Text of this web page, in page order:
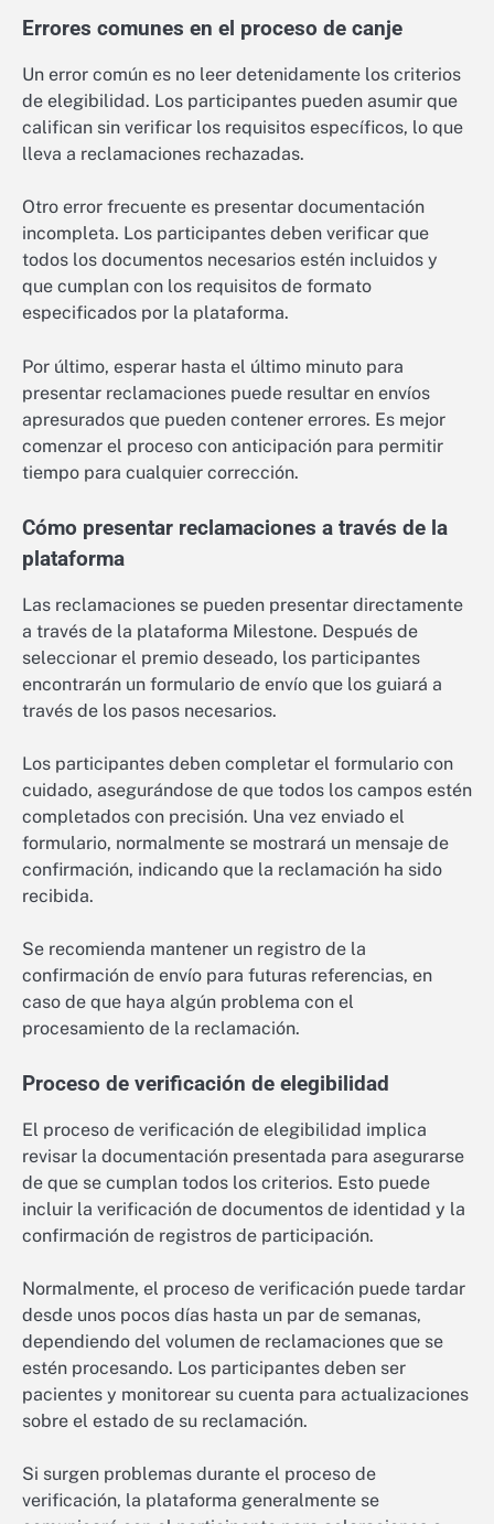
Errores comunes en el proceso de canje
Un error común es no leer detenidamente los criterios
de elegibilidad. Los participantes pueden asumir que
califican sin verificar los requisitos específicos, lo que
lleva a reclamaciones rechazadas.
Otro error frecuente es presentar documentación
incompleta. Los participantes deben verificar que
todos los documentos necesarios estén incluidos y
que cumplan con los requisitos de formato
especificados por la plataforma.
Por último, esperar hasta el último minuto para
presentar reclamaciones puede resultar en envíos
apresurados que pueden contener errores. Es mejor
comenzar el proceso con anticipación para permitir
tiempo para cualquier corrección.
Cómo presentar reclamaciones a través de la
plataforma
Las reclamaciones se pueden presentar directamente
a través de la plataforma Milestone. Después de
seleccionar el premio deseado, los participantes
encontrarán un formulario de envío que los guiará a
través de los pasos necesarios.
Los participantes deben completar el formulario con
cuidado, asegurándose de que todos los campos estén
completados con precisión. Una vez enviado el
formulario, normalmente se mostrará un mensaje de
confirmación, indicando que la reclamación ha sido
recibida.
Se recomienda mantener un registro de la
confirmación de envío para futuras referencias, en
caso de que haya algún problema con el
procesamiento de la reclamación.
Proceso de verificación de elegibilidad
El proceso de verificación de elegibilidad implica
revisar la documentación presentada para asegurarse
de que se cumplan todos los criterios. Esto puede
incluir la verificación de documentos de identidad y la
confirmación de registros de participación.
Normalmente, el proceso de verificación puede tardar
desde unos pocos días hasta un par de semanas,
dependiendo del volumen de reclamaciones que se
estén procesando. Los participantes deben ser
pacientes y monitorear su cuenta para actualizaciones
sobre el estado de su reclamación.
Si surgen problemas durante el proceso de
verificación, la plataforma generalmente se